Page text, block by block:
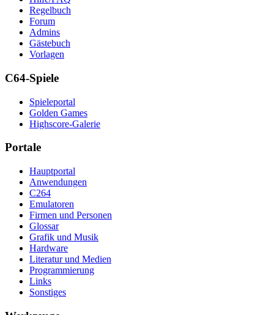
Regelbuch
Forum
Admins
Gästebuch
Vorlagen
C64-Spiele
Spieleportal
Golden Games
Highscore-Galerie
Portale
Hauptportal
Anwendungen
C264
Emulatoren
Firmen und Personen
Glossar
Grafik und Musik
Hardware
Literatur und Medien
Programmierung
Links
Sonstiges